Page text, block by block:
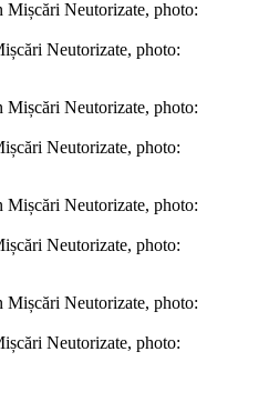
Neutorizate, photo:
Neutorizate, photo:
Neutorizate, photo:
Neutorizate, photo: